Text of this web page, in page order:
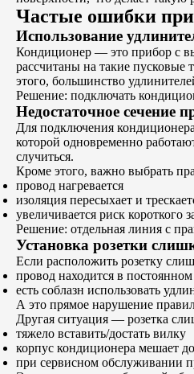
Частые ошибки при
Использование
Кондиционер — это прибор с
рассчитаны на такие пусковые
этого, большинство
Решение: подключать
Недостаточное сечение
Для подключения
которой одновременно
случиться.
Кроме этого, важно выбрать
провод нагревается
изоляция пересыхает и
увеличивается риск короткого
Решение: отдельная линия с
Установка розетки
Если расположить розетку
провод находится в
есть соблазн использовать
А это прямое нарушение
Другая ситуация — розетка
тяжело вставить/достать вилку
корпус кондиционера мешает
при сервисном обслуживании